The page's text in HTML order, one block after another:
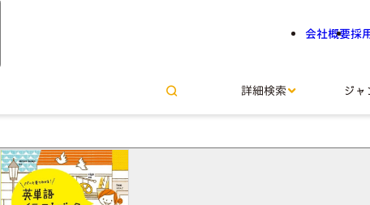
会社概要採
詳細検索 ジャ
パッと見てわかる！英単語イラスト